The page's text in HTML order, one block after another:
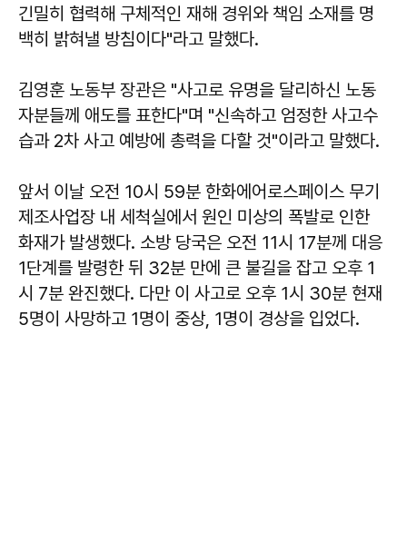
긴밀히 협력해 구체적인 재해 경위와 책임 소재를 명
백히 밝혀낼 방침이다"라고 말했다.
김영훈 노동부 장관은 "사고로 유명을 달리하신 노동
자분들께 애도를 표한다"며 "신속하고 엄정한 사고수
습과 2차 사고 예방에 총력을 다할 것"이라고 말했다.
앞서 이날 오전 10시 59분 한화에어로스페이스 무기
제조사업장 내 세척실에서 원인 미상의 폭발로 인한
화재가 발생했다. 소방 당국은 오전 11시 17분께 대응
1단계를 발령한 뒤 32분 만에 큰 불길을 잡고 오후 1
시 7분 완진했다. 다만 이 사고로 오후 1시 30분 현재
5명이 사망하고 1명이 중상, 1명이 경상을 입었다.